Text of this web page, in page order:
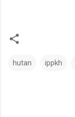
hutan ippkh